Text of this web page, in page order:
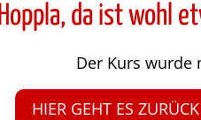
Hoppla, da ist wohl
Der Kurs wurde
HIER GEHT ES